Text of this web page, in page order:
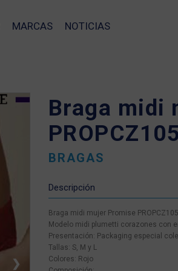
MARCAS NOTICIAS
❯
Braga midi
BRAGAS
Descripción
Braga midi mujer Promise
Modelo midi plumetti corazones con
Presentación: Packaging especial
Tallas: S, M y L
Colores: Rojo